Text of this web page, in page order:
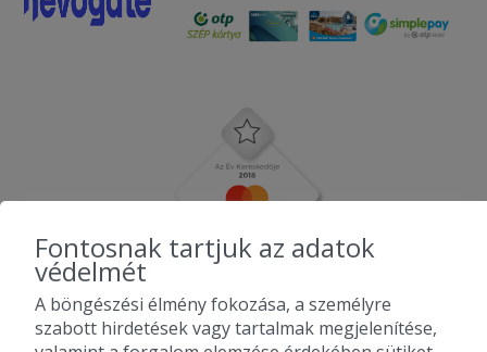
Fontosnak tartjuk az adatok
védelmét
A böngészési élmény fokozása, a személyre
szabott hirdetések vagy tartalmak megjelenítése,